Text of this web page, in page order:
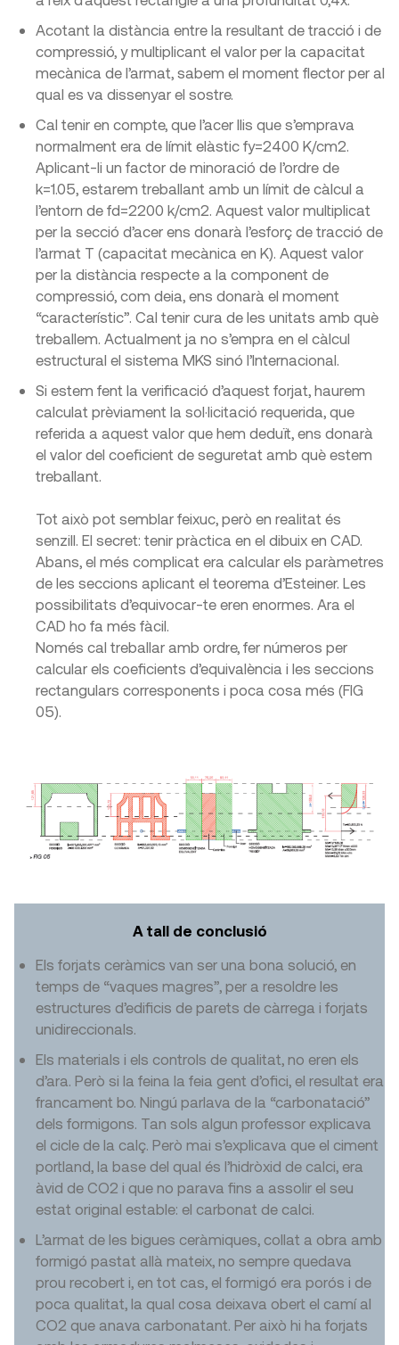
Acotant la distància entre la resultant de tracció i de
compressió, y multiplicant el valor per la capacitat
mecànica de l’armat, sabem el moment flector per al
qual es va dissenyar el sostre.
Cal tenir en compte, que l’acer llis que s’emprava
normalment era de límit elàstic fy=2400 K/cm2.
Aplicant-li un factor de minoració de l’ordre de
k=1.05, estarem treballant amb un límit de càlcul a
l’entorn de fd=2200 k/cm2. Aquest valor multiplicat
per la secció d’acer ens donarà l’esforç de tracció de
l’armat T (capacitat mecànica en K). Aquest valor
per la distància respecte a la component de
compressió, com deia, ens donarà el moment
“característic”. Cal tenir cura de les unitats amb què
treballem. Actualment ja no s’empra en el càlcul
estructural el sistema MKS sinó l’Internacional.
Si estem fent la verificació d’aquest forjat, haurem
calculat prèviament la sol·licitació requerida, que
referida a aquest valor que hem deduït, ens donarà
el valor del coeficient de seguretat amb què estem
treballant.
Tot això pot semblar feixuc, però en realitat és
senzill. El secret: tenir pràctica en el dibuix en CAD.
Abans, el més complicat era calcular els paràmetres
de les seccions aplicant el teorema d’Esteiner. Les
possibilitats d’equivocar-te eren enormes. Ara el
CAD ho fa més fàcil.
Només cal treballar amb ordre, fer números per
calcular els coeficients d’equivalència i les seccions
rectangulars corresponents i poca cosa més (FIG
05).
A tall de conclusió
Els forjats ceràmics van ser una bona solució, en
temps de “vaques magres”, per a resoldre les
estructures d’edificis de parets de càrrega i forjats
unidireccionals.
Els materials i els controls de qualitat, no eren els
d’ara. Però si la feina la feia gent d’ofici, el resultat era
francament bo. Ningú parlava de la “carbonatació”
dels formigons. Tan sols algun professor explicava
el cicle de la calç. Però mai s’explicava que el ciment
portland, la base del qual és l’hidròxid de calci, era
àvid de CO2 i que no parava fins a assolir el seu
estat original estable: el carbonat de calci.
L’armat de les bigues ceràmiques, collat a obra amb
formigó pastat allà mateix, no sempre quedava
prou recobert i, en tot cas, el formigó era porós i de
poca qualitat, la qual cosa deixava obert el camí al
CO2 que anava carbonatant. Per això hi ha forjats